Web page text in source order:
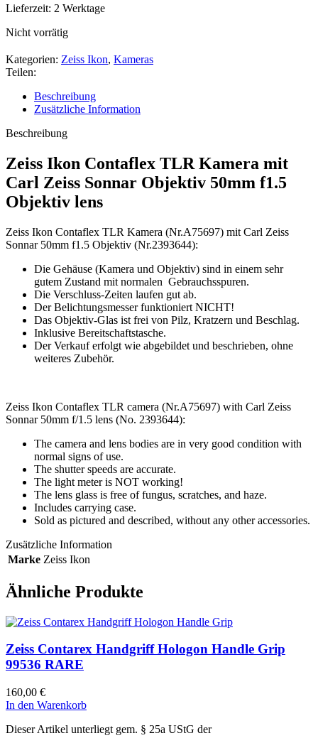
Lieferzeit: 2 Werktage
Nicht vorrätig
Kategorien: Zeiss Ikon, Kameras
Teilen:
Beschreibung
Zusätzliche Information
Beschreibung
Zeiss Ikon Contaflex TLR Kamera mit
Carl Zeiss Sonnar Objektiv 50mm f1.5
Objektiv lens
Zeiss Ikon Contaflex TLR Kamera (Nr.A75697) mit Carl Zeiss
Sonnar 50mm f1.5 Objektiv (Nr.2393644):
Die Gehäuse (Kamera und Objektiv) sind in einem sehr
gutem Zustand mit normalen Gebrauchsspuren.
Die Verschluss-Zeiten laufen gut ab.
Der Belichtungsmesser funktioniert NICHT!
Das Objektiv-Glas ist frei von Pilz, Kratzern und Beschlag.
Inklusive Bereitschaftstasche.
Der Verkauf erfolgt wie abgebildet und beschrieben, ohne
weiteres Zubehör.
Zeiss Ikon Contaflex TLR camera (Nr.A75697) with Carl Zeiss
Sonnar 50mm f/1.5 lens (No. 2393644):
The camera and lens bodies are in very good condition with
normal signs of use.
The shutter speeds are accurate.
The light meter is NOT working!
The lens glass is free of fungus, scratches, and haze.
Includes carrying case.
Sold as pictured and described, without any other accessories.
Zusätzliche Information
Marke Zeiss Ikon
Ähnliche Produkte
Zeiss Contarex Handgriff Hologon Handle Grip
99536 RARE
160,00 €
In den Warenkorb
Dieser Artikel unterliegt gem. § 25a UStG der